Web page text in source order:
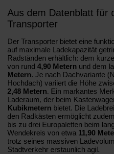
Aus dem Datenblatt für
Transporter
Der Transporter bietet eine
auf maximale Ladekapazität
Radständen erhältlich: dem
von rund 4,90 Metern und dem
Metern. Je nach Dachvariante
Hochdach) variiert die Höhe
2,48 Metern. Ein markantes
Laderaum, der beim
Kubikmetern bietet. Die
den Radkästen ermöglicht
bis zu drei Europaletten beim
Wendekreis von etwa 11,90
trotz seines massiven
Stadtverkehr erstaunlich agil.